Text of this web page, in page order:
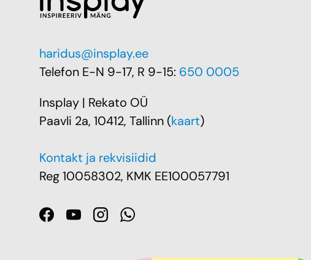
haridus@insplay.ee
Telefon E-N 9-17, R 9-15: 650 0005
Insplay | Rekato OÜ
Paavli 2a, 10412, Tallinn (kaart)
Kontakt ja rekvisiidid
Reg 10058302, KMK EE100057791
Facebook
YouTubeInstagramWhatsApp